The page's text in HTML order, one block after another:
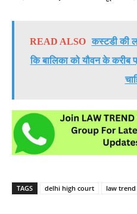
READ ALSO कस्टडी की
कि बालिका को यौवन के करीब
TAGS delhi high court law